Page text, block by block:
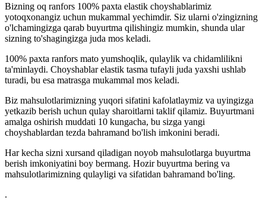
Bizning oq ranfors 100% paxta elastik choyshablarimiz
yotoqxonangiz uchun mukammal yechimdir. Siz ularni o'zingizning
o'lchamingizga qarab buyurtma qilishingiz mumkin, shunda ular
sizning to'shagingizga juda mos keladi.
100% paxta ranfors mato yumshoqlik, qulaylik va chidamlilikni
ta'minlaydi. Choyshablar elastik tasma tufayli juda yaxshi ushlab
turadi, bu esa matrasga mukammal mos keladi.
Biz mahsulotlarimizning yuqori sifatini kafolatlaymiz va uyingizga
yetkazib berish uchun qulay sharoitlarni taklif qilamiz. Buyurtmani
amalga oshirish muddati 10 kungacha, bu sizga yangi
choyshablardan tezda bahramand bo'lish imkonini beradi.
Har kecha sizni xursand qiladigan noyob mahsulotlarga buyurtma
berish imkoniyatini boy bermang. Hozir buyurtma bering va
mahsulotlarimizning qulayligi va sifatidan bahramand bo'ling.
.